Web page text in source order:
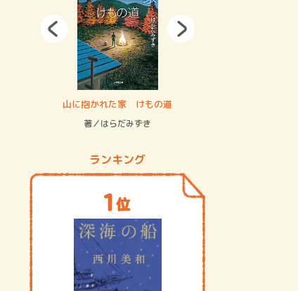
山に抱かれた家 けもの道
著／はらだみずき
ランキング